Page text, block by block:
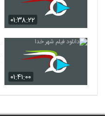
۰۱:۳۸:۲۲
۰۱:۴۱:۰۰